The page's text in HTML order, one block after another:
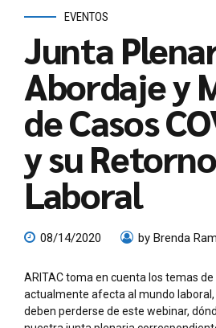
EVENTOS
Junta
Abordaje y
de Casos
y su Retorno
Laboral
08/14/2020 by Brenda
ARITAC toma en cuenta los temas
actualmente afecta al mundo laboral,
deben perderse de este webinar,